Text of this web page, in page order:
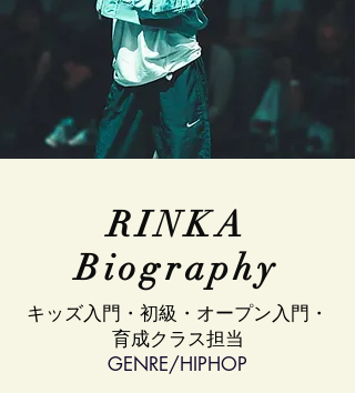
RINKA
Biography
​キッズ入門・初級・オープン入門・
育成クラス担当
​GENRE/HIPHOP